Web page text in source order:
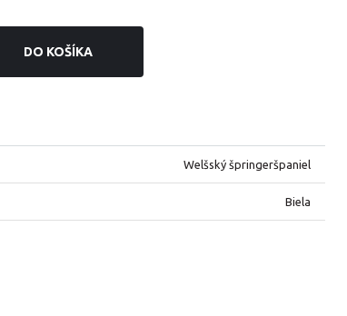
DO KOŠÍKA
Welšský špringeršpaniel
Biela